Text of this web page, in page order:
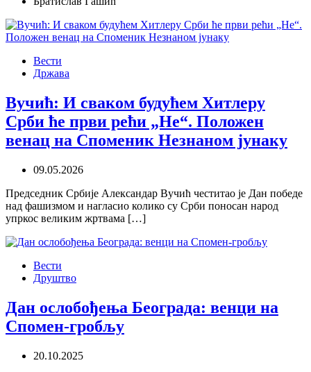
Вести
Држава
Вучић: И сваком будућем Хитлеру
Срби ће први рећи „Не“. Положен
венац на Споменик Незнаном јунаку
09.05.2026
Председник Србије Александар Вучић честитао је Дан победе
над фашизмом и нагласио колико су Срби поносан народ
упркос великим жртвама […]
Вести
Друштво
Дан ослобођења Београда: венци на
Спомен-гробљу
20.10.2025